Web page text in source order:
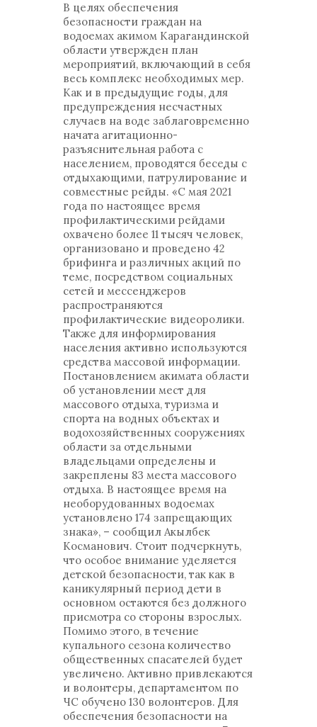
В целях обеспечения
безопасности граждан на
водоемах акимом Карагандинской
области утвержден план
мероприятий, включающий в себя
весь комплекс необходимых мер.
Как и в предыдущие годы, для
предупреждения несчастных
случаев на воде заблаговременно
начата агитационно-
разъяснительная работа с
населением, проводятся беседы с
отдыхающими, патрулирование и
совместные рейды. «С мая 2021
года по настоящее время
профилактическими рейдами
охвачено более 11 тысяч человек,
организовано и проведено 42
брифинга и различных акций по
теме, посредством социальных
сетей и мессенджеров
распространяются
профилактические видеоролики.
Также для информирования
населения активно используются
средства массовой информации.
Постановлением акимата области
об установлении мест для
массового отдыха, туризма и
спорта на водных объектах и
водохозяйственных сооружениях
области за отдельными
владельцами определены и
закреплены 83 места массового
отдыха. В настоящее время на
необорудованных водоемах
установлено 174 запрещающих
знака», – сообщил Акылбек
Косманович. Стоит подчеркнуть,
что особое внимание уделяется
детской безопасности, так как в
каникулярный период дети в
основном остаются без должного
присмотра со стороны взрослых.
Помимо этого, в течение
купального сезона количество
общественных спасателей будет
увеличено. Активно привлекаются
и волонтеры, департаментом по
ЧС обучено 130 волонтеров. Для
обеспечения безопасности на